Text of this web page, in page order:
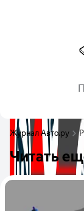
Журнал Авто.ру
Читать